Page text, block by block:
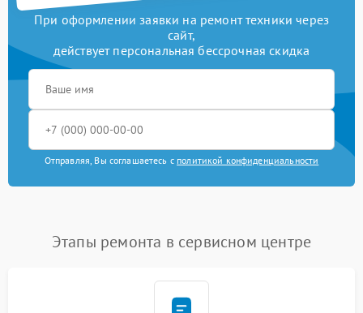
При оформлении заявки на ремонт техники через
сайт,
действует персональная бессрочная скидка
Отправляя, Вы соглашаетесь с политикой конфиденциальности
Этапы ремонта в сервисном центре